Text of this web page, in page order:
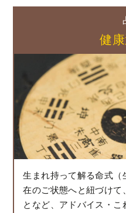
健
生まれ持って解る命式（
在のご状態へと紐づけて
となど、アドバイス・こ